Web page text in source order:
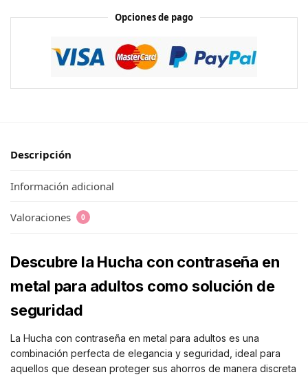
Opciones de pago
Descripción
Información adicional
Valoraciones 0
Descubre la Hucha con contraseña en
metal para adultos como solución de
seguridad
La Hucha con contraseña en metal para adultos es una
combinación perfecta de elegancia y seguridad, ideal para
aquellos que desean proteger sus ahorros de manera discreta